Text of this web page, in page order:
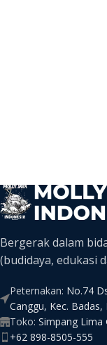
Bergerak dalam
(budidaya, edukasi
Peternakan: No.74
Canggu, Kec.
Toko: Simpang Lima
+62 898-8505-555